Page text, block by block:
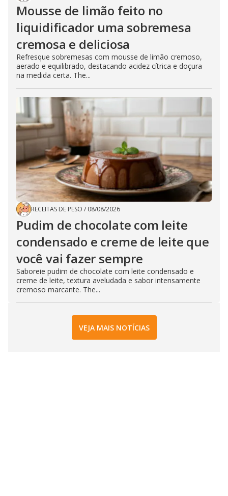
Mousse de limão feito no
liquidificador uma sobremesa
cremosa e deliciosa
Refresque sobremesas com mousse de limão cremoso,
aerado e equilibrado, destacando acidez cítrica e doçura
na medida certa. The...
RECEITAS DE PESO / 08/08/2026
Pudim de chocolate com leite
condensado e creme de leite que
você vai fazer sempre
Saboreie pudim de chocolate com leite condensado e
creme de leite, textura aveludada e sabor intensamente
cremoso marcante. The...
VEJA MAIS NOTÍCIAS